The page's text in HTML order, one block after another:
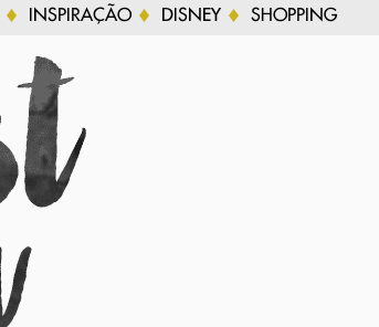
INSPIRAÇÃO DISNEY SHOPPING